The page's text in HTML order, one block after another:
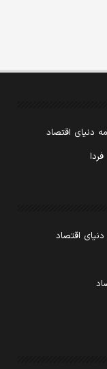
دنیای اقتصاد
اقتصاد